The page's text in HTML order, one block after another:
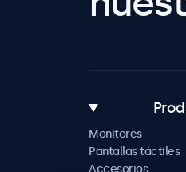
Monitores
Pantallas táctiles